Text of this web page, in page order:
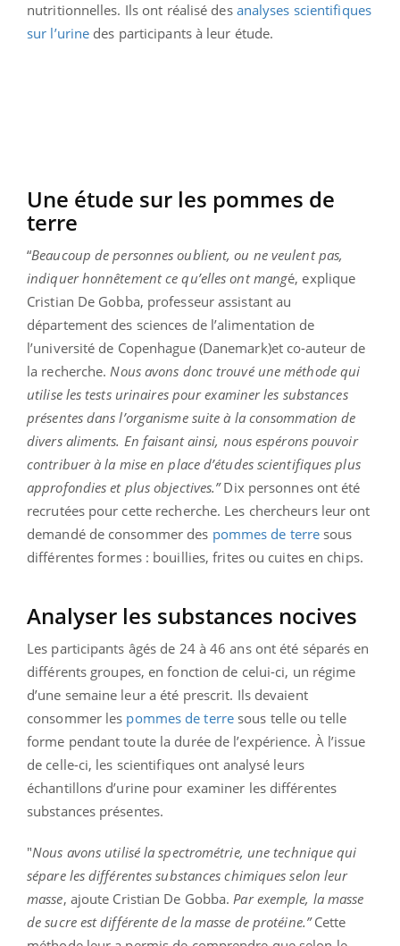
nutritionnelles. Ils ont réalisé des analyses scientifiques
sur l’urine des participants à leur étude.
Une étude sur les pommes de
terre
“Beaucoup de personnes oublient, ou ne veulent pas,
indiquer honnêtement ce qu’elles ont mangé, explique
Cristian De Gobba, professeur assistant au
département des sciences de l’alimentation de
l’université de Copenhague (Danemark)et co-auteur de
la recherche.Nous avons donc trouvé une méthode qui
utilise les tests urinaires pour examiner les substances
présentes dans l’organisme suite à la consommation de
divers aliments. En faisant ainsi, nous espérons pouvoir
contribuer à la mise en place d’études scientifiques plus
approfondies et plus objectives.”Dix personnes ont été
recrutées pour cette recherche. Les chercheurs leur ont
demandé de consommer des pommes de terre sous
différentes formes : bouillies, frites ou cuites en chips.
Analyser les substances nocives
Les participants âgés de 24 à 46 ans ont été séparés en
différents groupes, en fonction de celui-ci, un régime
d’une semaine leur a été prescrit. Ils devaient
consommer les pommes de terresous telle ou telle
forme pendant toute la durée de l’expérience. À l’issue
de celle-ci, les scientifiques ont analysé leurs
échantillons d’urine pour examiner les différentes
substances présentes.
"Nous avons utilisé la spectrométrie, une technique qui
sépare les différentes substances chimiques selon leur
masse, ajoute Cristian De Gobba.Par exemple, la masse
de sucre est différente de la masse de protéine.”Cette